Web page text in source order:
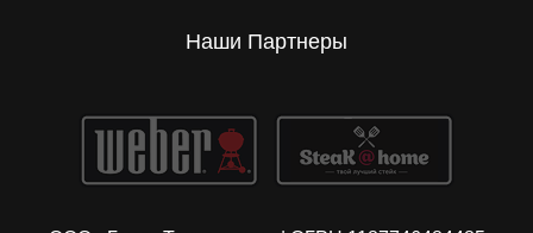
Наши Партнеры